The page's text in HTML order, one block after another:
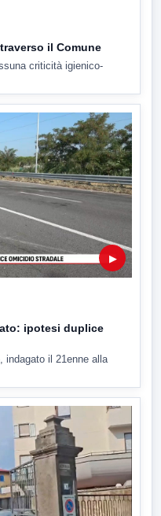
il Comune
criticità igienico-
▶
ipotesi duplice
indagato il 21enne alla